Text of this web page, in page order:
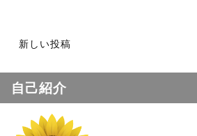
新しい投稿
自己紹介